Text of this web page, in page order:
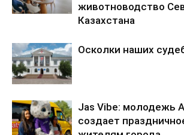
животноводство
Казахстана
Осколки наших
Jas Vibe: молодежь
создает